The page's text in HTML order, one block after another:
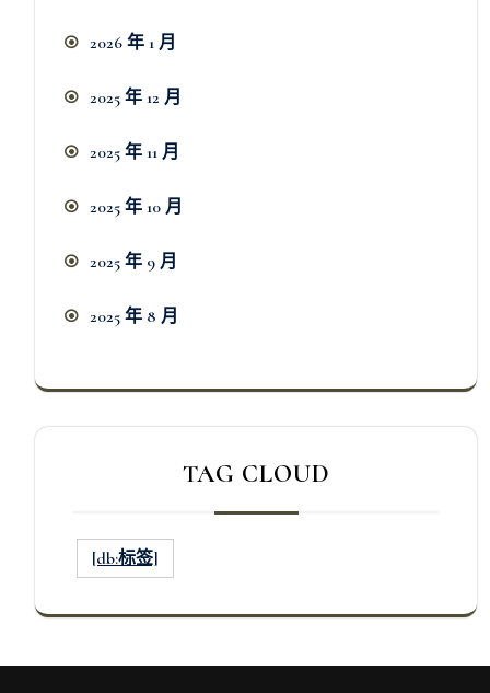
2026 年 1 月
2025 年 12 月
2025 年 11 月
2025 年 10 月
2025 年 9 月
2025 年 8 月
TAG CLOUD
[db:标签]